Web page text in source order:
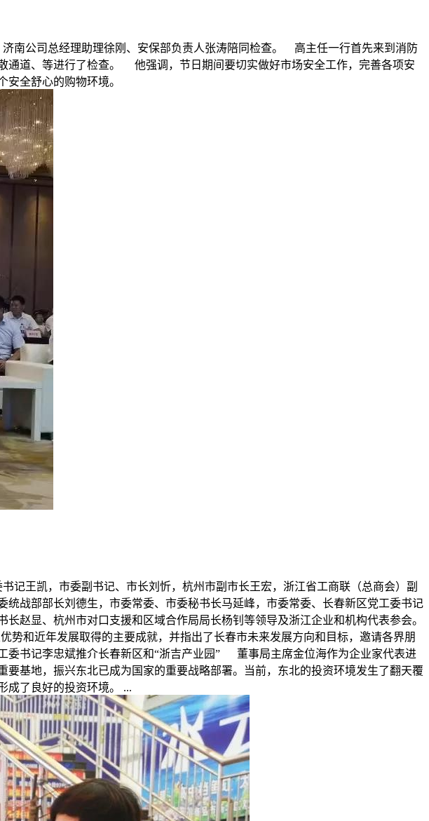
南公司总经理助理徐刚、安保部负责人张涛陪同检查。 高主任一行首先来到消防
通道、等进行了检查。 他强调，节日期间要切实做好市场安全工作，完善各项安
全舒心的购物环境。
记王凯，市委副书记、市长刘忻，杭州市副市长王宏，浙江省工商联（总商会）副
战部部长刘德生，市委常委、市委秘书长马延峰，市委常委、长春新区党工委书记
赵显、杭州市对口支援和区域合作局局长杨钊等领导及浙江企业和机构代表参会。
势和近年发展取得的主要成就，并指出了长春市未来发展方向和目标，邀请各界朋
书记李忠斌推介长春新区和“浙吉产业园” 董事局主席金位海作为企业家代表进
基地，振兴东北已成为国家的重要战略部署。当前，东北的投资环境发生了翻天覆
成了良好的投资环境。 ...